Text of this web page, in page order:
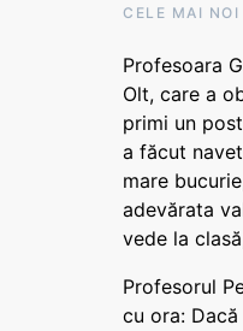
CELE MAI NOI
Profesoara
Olt, care a
primi un
a făcut
mare
adevărata
vede la
Profesorul
cu ora: